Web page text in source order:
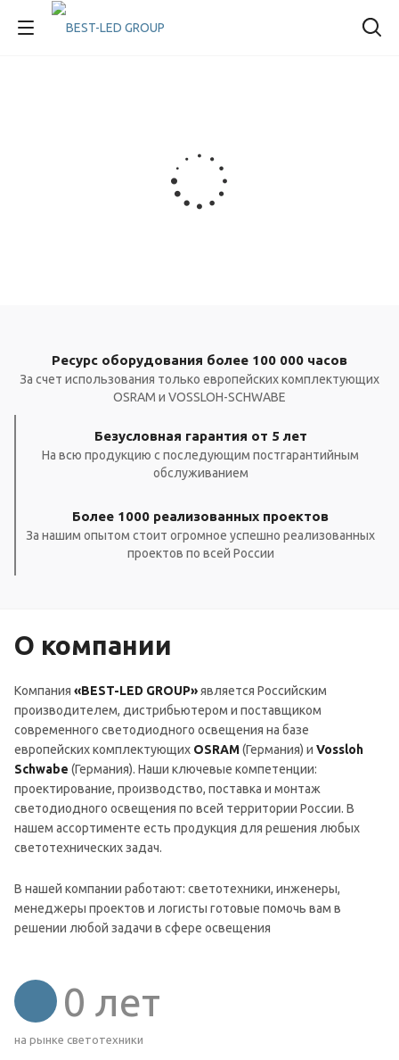
Ресурс оборудования более 100 000 часов
За счет использования только европейских комплектующих
OSRAM и VOSSLOH-SCHWABE
Безусловная гарантия от 5 лет
На всю продукцию с последующим постгарантийным
обслуживанием
Более 1000 реализованных проектов
За нашим опытом стоит огромное успешно реализованных
проектов по всей России
О компании
Компания «BEST-LED GROUP»является Российским
производителем, дистрибьютером и поставщиком
современного светодиодного освещения на базе
европейских комплектующих OSRAM(Германия) и Vossloh
Schwabe (Германия). Наши ключевые компетенции:
проектирование, производство, поставка и монтаж
светодиодного освещения по всей территории России. В
нашем ассортименте есть продукция для решения любых
светотехнических задач.
В нашей компании работают: светотехники, инженеры,
менеджеры проектов и логисты готовые помочь вам в
решении любой задачи в сфере освещения
0 лет
на рынке светотехники